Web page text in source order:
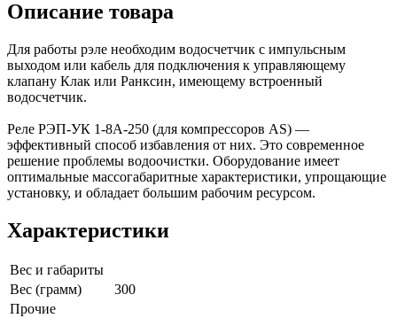
Описание товара
Для работы рэле необходим водосчетчик с импульсным
выходом или кабель для подключения к управляющему
клапану Клак или Ранксин, имеющему встроенный
водосчетчик.
Реле РЭП-УК 1-8А-250 (для компрессоров AS) —
эффективный способ избавления от них. Это современное
решение проблемы водоочистки. Оборудование имеет
оптимальные массогабаритные характеристики, упрощающие
установку, и обладает большим рабочим ресурсом.
Характеристики
Вес и габариты
Вес (грамм)
300
Прочие